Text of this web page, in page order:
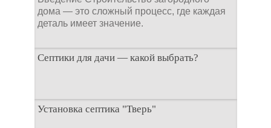
дома — это сложный процесс, где каждая
деталь имеет значение.
Септики для дачи — какой выбрать?
При строительстве дачи одной из
первоочередных задач становится
Установка септика "Тверь"